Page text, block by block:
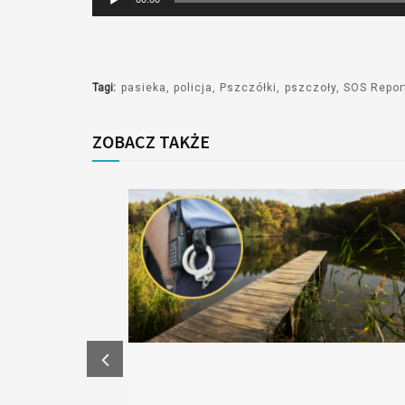
plików
Tagi: pasieka policja Pszczółki pszczoły SOS
ZOBACZ TAKŻE